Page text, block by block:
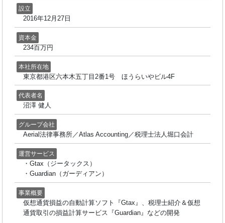
設立
2016年12月27日
資本金
234百万円
本社所在地
東京都港区六本木五丁目2番1号 ほうらいやビル4F
代表者名
沼澤 健人
グループ会社
Aerial法律事務所／Atlas Accounting／税理士法人堀口会計
運営サービス
・Gtax（ジータックス）
・Guardian（ガーディアン）
事業概要
仮想通貨損益の自動計算ソフト『Gtax』、税理士紹介＆仮想
通貨取引の損益計算サービス『Guardian』などの開発